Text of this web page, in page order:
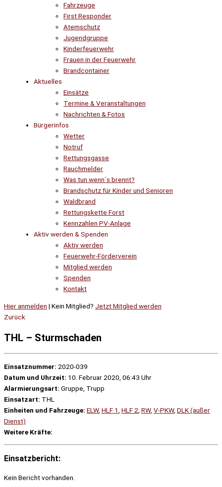
Fahrzeuge
First Responder
Atemschutz
Jugendgruppe
Kinderfeuerwehr
Frauen in der Feuerwehr
Brandcontainer
Aktuelles
Einsätze
Termine & Veranstaltungen
Nachrichten & Fotos
Bürgerinfos
Wetter
Notruf
Rettungsgasse
Rauchmelder
Was tun wenn´s brennt?
Brandschutz für Kinder und Senioren
Waldbrand
Rettungskette Forst
Kennzahlen PV-Anlage
Aktiv werden & Spenden
Aktiv werden
Feuerwehr-Förderverein
Mitglied werden
Spenden
Kontakt
Hier anmelden | Kein Mitglied? Jetzt Mitglied werden
Zurück
THL – Sturmschaden
Einsatznummer: 2020-039
Datum und Uhrzeit: 10. Februar 2020, 06:43 Uhr
Alarmierungsart: Gruppe, Trupp
Einsatzart: THL
Einheiten und Fahrzeuge: ELW, HLF 1 HLF 2 RW, V-PKW, DLK (außer
Dienst)
Weitere Kräfte:
Einsatzbericht:
Kein Bericht vorhanden.